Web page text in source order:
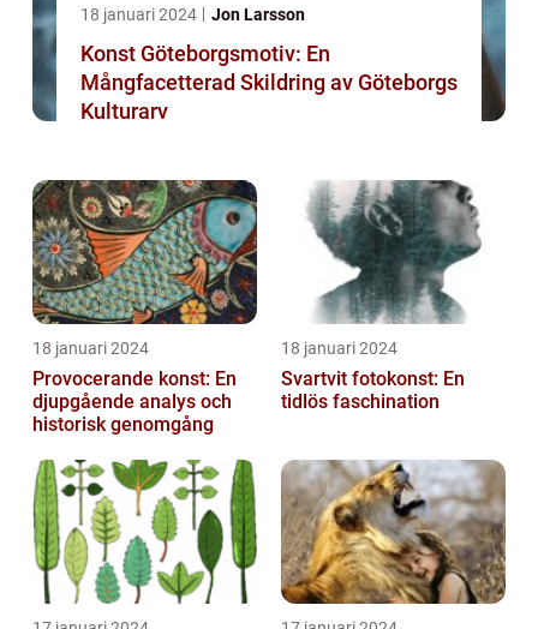
18 januari 2024 Jon Larsson
Konst Göteborgsmotiv: En
Mångfacetterad Skildring av Göteborgs
Kulturarv
18 januari 2024
Provocerande konst: En
djupgående analys och
historisk genomgång
18 januari 2024
Svartvit fotokonst: En
tidlös faschination